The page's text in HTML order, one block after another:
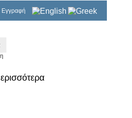
Εγγραφή